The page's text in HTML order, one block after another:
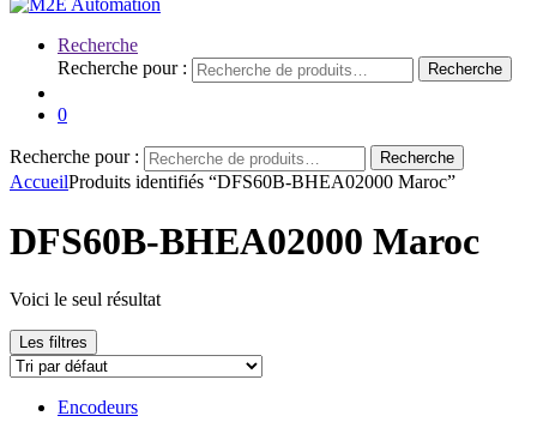
Recherche
Recherche pour :
Recherche
0
Recherche pour : Recherche
AccueilProduits identifiés “DFS60B-BHEA02000 Maroc”
DFS60B-BHEA02000 Maroc
Voici le seul résultat
Les filtres
Encodeurs